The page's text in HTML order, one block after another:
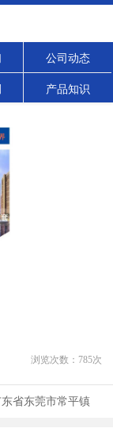
公司动态
产品知识
浏览次数： 785次
东省东莞市常平镇